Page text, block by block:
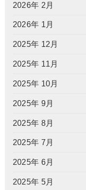
2026年 2月
2026年 1月
2025年 12月
2025年 11月
2025年 10月
2025年 9月
2025年 8月
2025年 7月
2025年 6月
2025年 5月